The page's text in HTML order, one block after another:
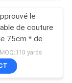
le
de couture
75cm * de
0.3mmyards